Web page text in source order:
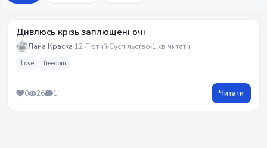
Дивлюсь крізь заплющені очі
Лана Краска 12 Лютий Суспільство 1 хв читати
Love freedom
0 26 1 Читати